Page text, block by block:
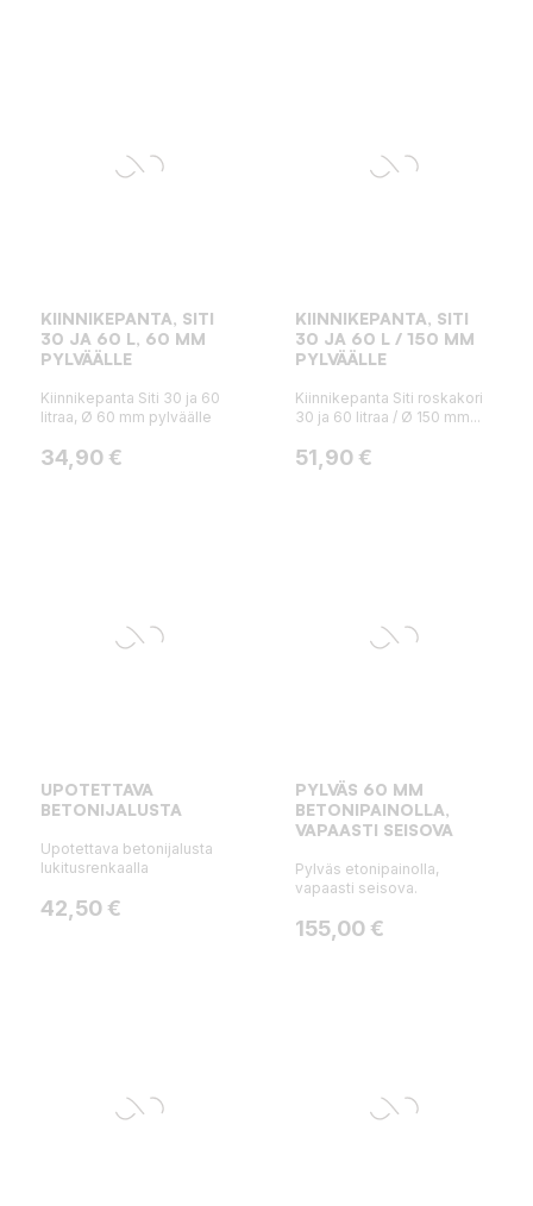
KIINNIKEPANTA, SITI
30 JA 60 L, 60 MM
PYLVÄÄLLE
Kiinnikepanta Siti 30 ja 60
litraa, Ø 60 mm pylväälle
Hinta
34,90 €
KIINNIKEPANTA, SITI
30 JA 60 L / 150 MM
PYLVÄÄLLE
Kiinnikepanta Siti roskakori
30 ja 60 litraa / Ø 150 mm...
Hinta
51,90 €
UPOTETTAVA
BETONIJALUSTA
Upotettava betonijalusta
lukitusrenkaalla
Hinta
42,50 €
PYLVÄS 60 MM
BETONIPAINOLLA,
VAPAASTI SEISOVA
Pylväs etonipainolla,
vapaasti seisova.
Hinta
155,00 €